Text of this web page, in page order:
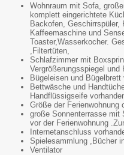
Wohnraum mit Sofa,
komplett eingerichtete
Backofen, Geschirrspüler,
Kaffeemaschine und
Toaster,Wasserkocher.
,Filtertüten,
Schlafzimmer mit
Vergrößerungsspiegel und
Bügeleisen und Bügelbrett
Bettwäsche und
Handflüssigseife
Größe der Ferienwohnung
große Sonnenterrasse mit
vor der Ferienwohnung
Internetanschluss
Spielesammlung ,Bücher
Ventilator